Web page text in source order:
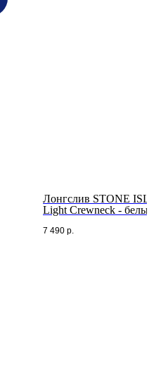
Лонгслив STONE
Light Crewneck - белый
7 490 р.